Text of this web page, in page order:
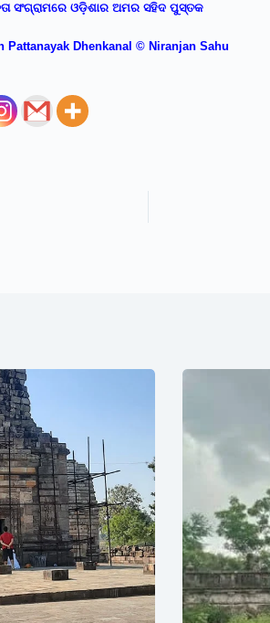
ସଂଗ୍ରାମରେ ଓଡ଼ିଶାର ଅମର ସହିଦ ପୁସ୍ତକ
Pattanayak Dhenkanal © Niranjan Sahu